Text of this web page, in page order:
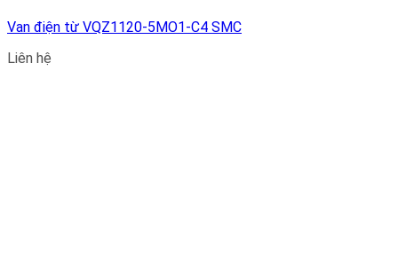
Van điện từ VQZ1120-5MO1-C4 SMC
Liên hệ